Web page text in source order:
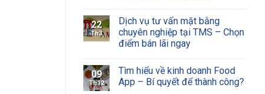
22
Th3
Dịch vụ tư vấn mặt bằng
chuyên nghiệp tại TMS – Chọn
điểm bán lãi ngay
09
Th12
Tìm hiểu về kinh doanh Food
App – Bí quyết để thành công?